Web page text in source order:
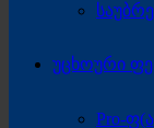
უცხოური
Pro-